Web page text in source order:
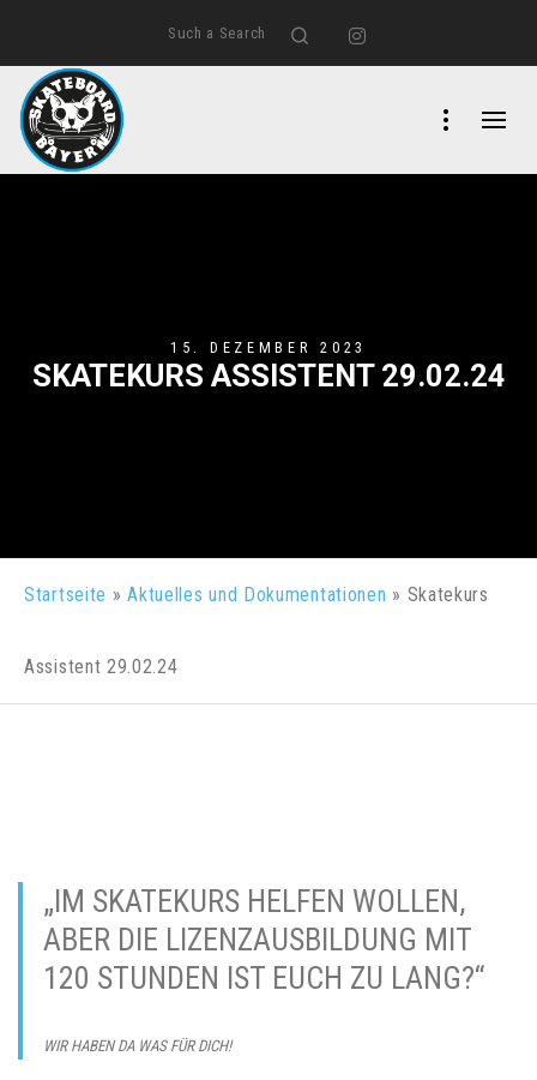
Such a Search SearchInstagram
15. DEZEMBER 2023
SKATEKURS ASSISTENT 29.02.24
Startseite »Aktuelles und Dokumentationen » Skatekurs
Assistent 29.02.24
„IM SKATEKURS HELFEN WOLLEN,
ABER DIE LIZENZAUSBILDUNG MIT
120 STUNDEN IST EUCH ZU LANG?“
WIR HABEN DA WAS FÜR DICH!